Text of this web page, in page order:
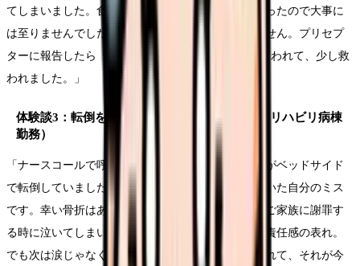
てしまいました。食事制限のある患者さんではなかったので大事に
は至りませんでしたが、あの時の冷汗は忘れられません。プリセプ
ターに報告したら『それ、私も1年目にやった』と言われて、少し救
われました。」
体験談3：転倒を防げなかった（3年目・回復期リハビリ病棟
勤務）
「ナースコールで呼ばれて駆けつけたら、患者さんがベッドサイド
で転倒していました。離床センサーを設定し忘れていた自分のミス
です。幸い骨折はありませんでしたが、患者さんのご家族に謝罪す
る時に泣いてしまいました。師長が『あなたの涙は責任感の表れ。
でも次は涙じゃなくて予防策で見せて』と言ってくれて、それが今